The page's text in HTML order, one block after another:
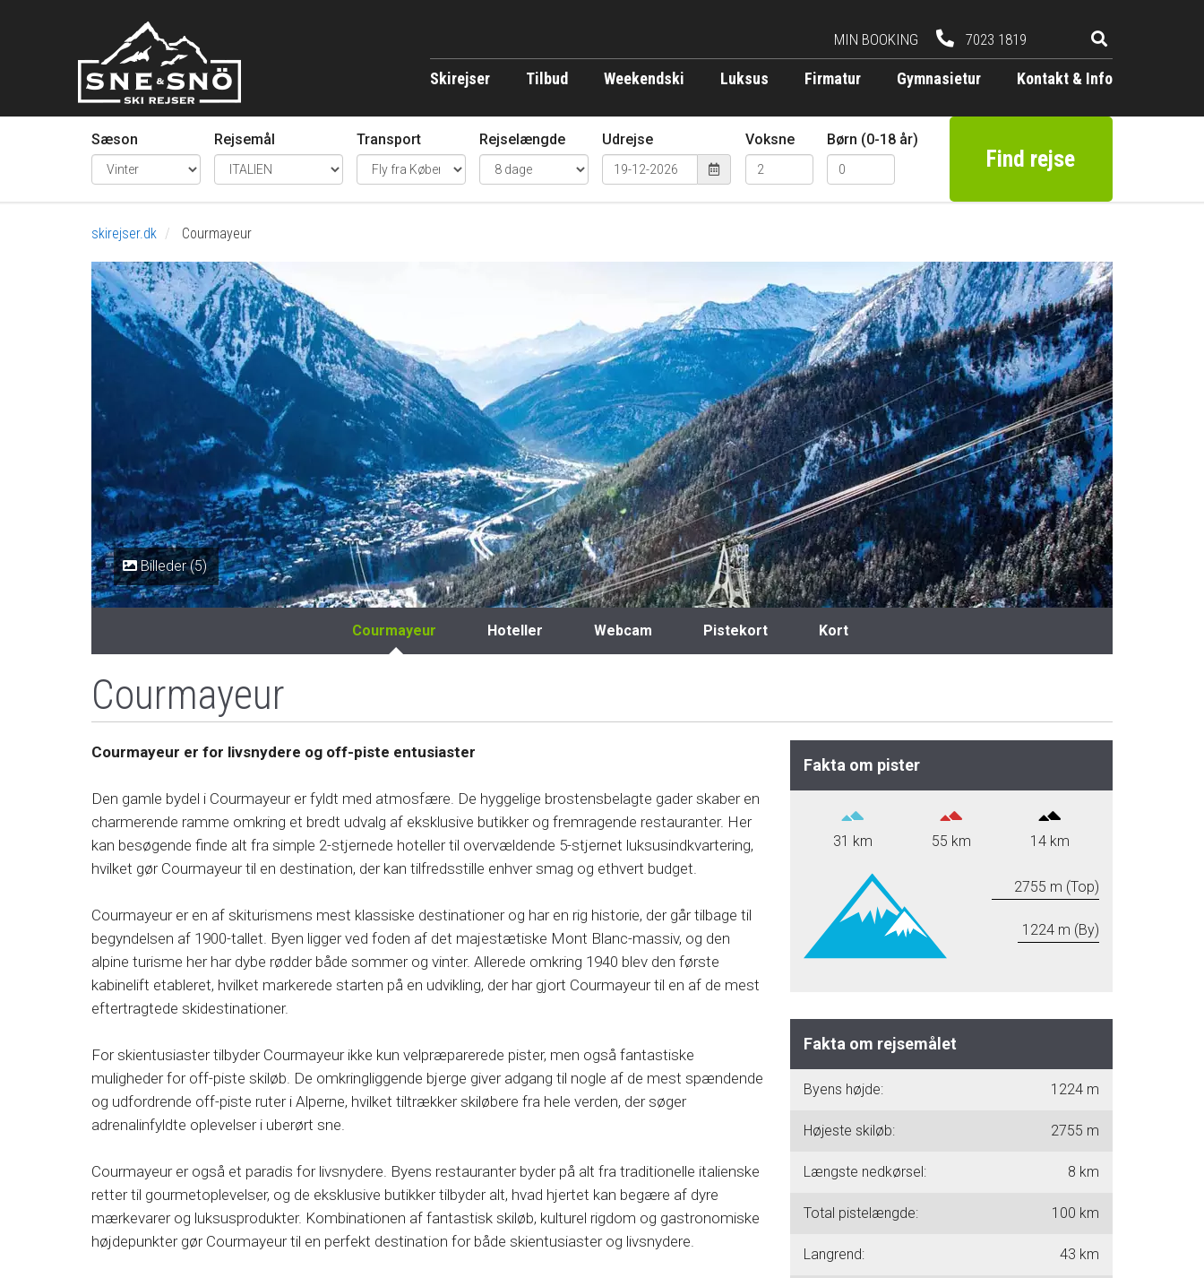
Skirejser Tilbud Weekendski Luksus Firmatur Gymnasietur Kontakt & Info
MIN BOOKING 7023 1819
Find rejse
Sæson Rejsemål Transport Rejselængde Udrejse Voksne Børn (0-18 år)
skirejser.dk Courmayeur
Billeder (5)
Courmayeur Hoteller Webcam Pistekort Kort
Courmayeur
Courmayeur er for livsnydere og off-piste entusiaster
Den gamle bydel i Courmayeur er fyldt med atmosfære. De hyggelige brostensbelagte gader skaber en
charmerende ramme omkring et bredt udvalg af eksklusive butikker og fremragende restauranter. Her
kan besøgende finde alt fra simple 2-stjernede hoteller til overvældende 5-stjernet luksusindkvartering,
hvilket gør Courmayeur til en destination, der kan tilfredsstille enhver smag og ethvert budget.
Courmayeur er en af skiturismens mest klassiske destinationer og har en rig historie, der går tilbage til
begyndelsen af 1900-tallet. Byen ligger ved foden af det majestætiske Mont Blanc-massiv, og den
alpine turisme her har dybe rødder både sommer og vinter. Allerede omkring 1940 blev den første
kabinelift etableret, hvilket markerede starten på en udvikling, der har gjort Courmayeur til en af de mest
eftertragtede skidestinationer.
For skientusiaster tilbyder Courmayeur ikke kun velpræparerede pister, men også fantastiske
muligheder for off-piste skiløb. De omkringliggende bjerge giver adgang til nogle af de mest spændende
og udfordrende off-piste ruter i Alperne, hvilket tiltrækker skiløbere fra hele verden, der søger
adrenalinfyldte oplevelser i uberørt sne.
Courmayeur er også et paradis for livsnydere. Byens restauranter byder på alt fra traditionelle italienske
retter til gourmetoplevelser, og de eksklusive butikker tilbyder alt, hvad hjertet kan begære af dyre
mærkevarer og luksusprodukter. Kombinationen af fantastisk skiløb, kulturel rigdom og gastronomiske
højdepunkter gør Courmayeur til en perfekt destination for både skientusiaster og livsnydere.
Fakta om pister
31 km 55 km 14 km
2755 m (Top)
1224 m (By)
Fakta om rejsemålet
Byens højde: 1224 m
Højeste skiløb: 2755 m
Længste nedkørsel: 8 km
Total pistelængde: 100 km
Langrend: 43 km